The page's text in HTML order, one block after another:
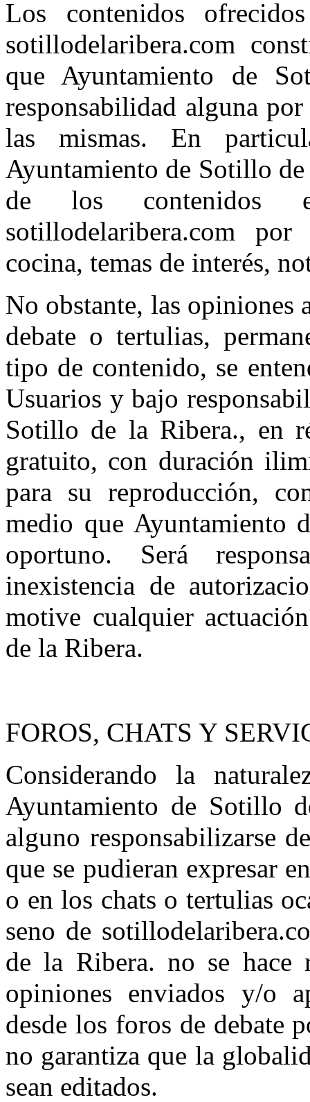
Los contenidos
sotillodelaribera.com
que Ayuntamiento de
responsabilidad alguna
las mismas. En
Ayuntamiento de Sotillo de
de los contenidos
sotillodelaribera.com
cocina, temas de interés,
No obstante, las opiniones
debate o tertulias,
tipo de contenido, se
Usuarios y bajo
Sotillo de la Ribera., en
gratuito, con duración
para su reproducción,
medio que Ayuntamiento
oportuno. Será
inexistencia de
motive cualquier
de la Ribera.
FOROS, CHATS Y
Considerando la
Ayuntamiento de Sotillo
alguno responsabilizarse
que se pudieran expresar
o en los chats o tertulias
seno de
de la Ribera. no se hace
opiniones enviados y/o
desde los foros de debate
no garantiza que la
sean editados.